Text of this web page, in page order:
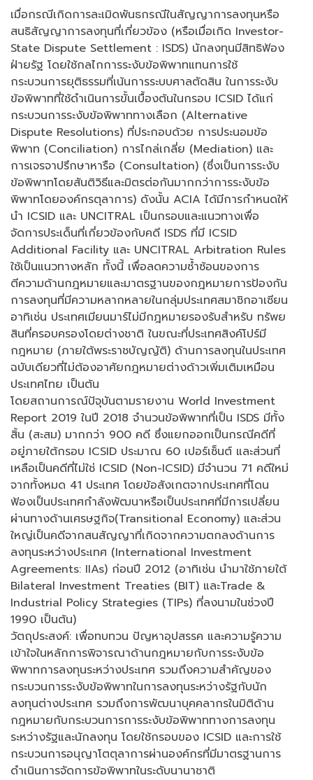
เมื่อกรณีเกิดการละเมิดพันธกรณีในสัญญาการลงทุนหรือ
สนธิสัญญาการลงทุนที่เกี่ยวข้อง (หรือเมื่อเกิด Investor-
State Dispute Settlement : ISDS) นักลงทุนมีสิทธิฟ้อง
ฝ่ายรัฐ โดยใช้กลไกการระงับข้อพิพาทแทนการใช้
กระบวนการยุติธรรมที่เน้นการระบบศาลตัดสิน ในการระงับ
ข้อพิพาทที่ใช้ดำเนินการขั้นเบื้องต้นในกรอบ ICSID ได้แก่
กระบวนการระงับข้อพิพาททางเลือก (Alternative
Dispute Resolutions) ที่ประกอบด้วย การประนอมข้อ
พิพาท (Conciliation) การไกล่เกลี่ย (Mediation) และ
การเจรจาปรึกษาหารือ (Consultation) (ซึ่งเป็นการระงับ
ข้อพิพาทโดยสันติวิธีและมิตรต่อกันมากกว่าการระงับข้อ
พิพาทโดยองค์กรตุลาการ) ดังนั้น ACIA ได้มีการกำหนดให้
นำ ICSID และ UNCITRAL เป็นกรอบและแนวทางเพื่อ
จัดการประเด็นที่เกี่ยวข้องกับคดี ISDS ที่มี ICSID
Additional Facility และ UNCITRAL Arbitration Rules
ใช้เป็นแนวทางหลัก ทั้งนี้ เพื่อลดความซ้ำซ้อนของการ
ตีความด้านกฎหมายและมาตรฐานของกฎหมายการป้องกัน
การลงทุนที่มีความหลากหลายในกลุ่มประเทศสมาชิกอาเซียน
อาทิเช่น ประเทศเมียนมาร์ไม่มีกฎหมายรองรับสำหรับ ทรัพย
สินที่ครอบครองโดยต่างชาติ ในขณะที่ประเทศสิงค์โปร์มี
กฎหมาย (ภายใต้พระราชบัญญัติ) ด้านการลงทุนในประเทศ
ฉบับเดียวที่ไม่ต้องอาศัยกฎหมายต่างด้าวเพิ่มเติมเหมือน
ประเทศไทย เป็นต้น
โดยสถานการณ์ปัจุบันตามรายงาน World Investment
Report 2019 ในปี 2018 จำนวนข้อพิพาทที่เป็น ISDS มีทั้ง
สิ้น (สะสม) มากกว่า 900 คดี ซึ่งแยกออกเป็นกรณีคดีที่
อยู่ภายใต้กรอบ ICSID ประมาณ 60 เปอร์เซ็นต์ และส่วนที่
เหลือเป็นคดีที่ไม่ใช่ ICSID (Non-ICSID) มีจำนวน 71 คดีใหม่
จากทั้งหมด 41 ประเทศ โดยข้อสังเกตจากประเทศที่โดน
ฟ้องเป็นประเทศกำลังพัฒนาหรือเป็นประเทศที่มีการเปลี่ยน
ผ่านทางด้านเศรษฐกิจ(Transitional Economy) และส่วน
ใหญ่เป็นคดีจากสนสัญญาที่เกิดจากความตกลงด้านการ
ลงทุนระหว่างประเทศ (International Investment
Agreements: IIAs) ก่อนปี 2012 (อาทิเช่น นำมาใช้ภายใต้
Bilateral Investment Treaties (BIT) และTrade &
Industrial Policy Strategies (TIPs) ที่ลงนามในช่วงปี
1990 เป็นต้น)
วัตถุประสงค์: เพื่อทบทวน ปัญหาอุปสรรค และความรู้ความ
เข้าใจในหลักการพิจารณาด้านกฎหมายกับการระงับข้อ
พิพาทการลงทุนระหว่างประเทศ รวมถึงความสำคัญของ
กระบวนการระงับข้อพิพาทในการลงทุนระหว่างรัฐกับนัก
ลงทุนต่างประเทศ รวมถึงการพัฒนาบุคคลากรในมิติด้าน
กฎหมายกับกระบวนการการระงับข้อพิพาททางการลงทุน
ระหว่างรัฐและนักลงทุน โดยใช้กรอบของ ICSID และการใช้
กระบวนการอนุญาโตตุลาการผ่านองค์กรที่มีมาตรฐานการ
ดำเนินการจัดการข้อพิพาทในระดับนานาชาติ